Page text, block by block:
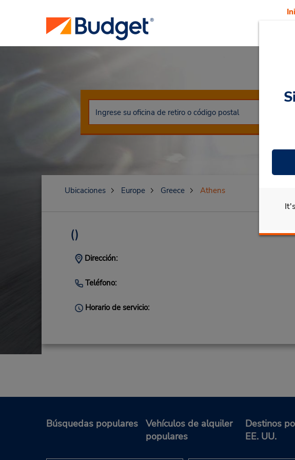
Ubicaciones Europe Greece Athens
()
Dirección:
Teléfono:
Horario de servicio:
Búsquedas populares
Vehículos de alquiler
populares
Destinos
EE. UU.